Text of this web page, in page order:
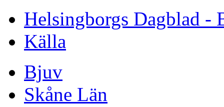
Helsingborgs Dagblad -
Källa
Bjuv
Skåne Län